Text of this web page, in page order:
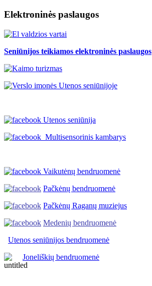
Elektroninės paslaugos
Seniūnijos teikiamos elektroninės paslaugos
Utenos seniūnija
Multisensorinis kambarys
Vaikutėnų bendruomenė
Pačkėnų bendruomenė
Pačkėnų Raganų muziejus
Medenių bendruomenė
Utenos seniūnijos bendruomenė
Joneliškių bendruomenė